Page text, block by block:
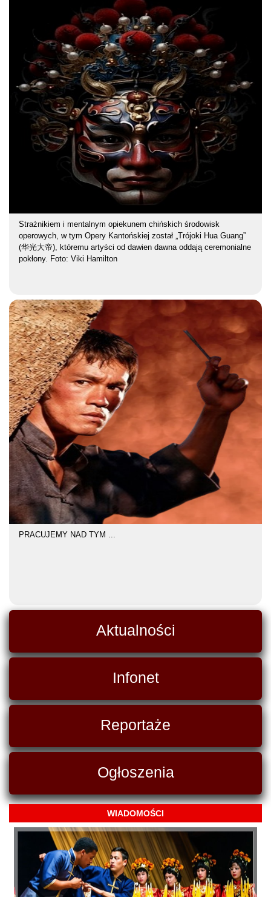
Strażnikiem i mentalnym opiekunem chińskich środowisk
operowych, w tym Opery Kantońskiej został „Trójoki Hua Guang”
(华光大帝), któremu artyści od dawien dawna oddają ceremonialne
pokłony. Foto: Viki Hamilton
PRACUJEMY NAD TYM ...
Aktualności
Infonet
Reportaże
Ogłoszenia
WIADOMOŚCI